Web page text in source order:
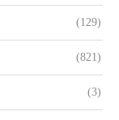
(129)
(821)
(3)